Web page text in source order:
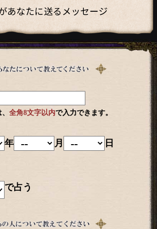
あなたに送るメッセージ
全角8文字以内で入力できます。
年
月 日
で占う